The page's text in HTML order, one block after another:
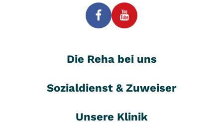
Die Reha bei uns
Sozialdienst & Zuweiser
Unsere Klinik